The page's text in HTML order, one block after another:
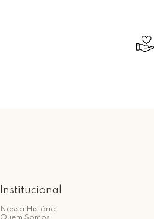
Institucional
Nossa História